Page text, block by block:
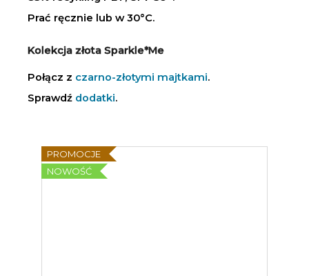
Prać ręcznie lub w 30°C.
Kolekcja złota Sparkle*Me
Połącz z czarno-złotymi majtkami.
Sprawdź dodatki.
PROMOCJE
NOWOŚĆ